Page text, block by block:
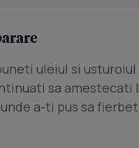
uleiul si
sa amestecati
a-ti pus sa